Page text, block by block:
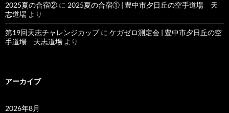
2025夏の合宿② に 2025夏の合宿① | 豊中市夕日丘の空手道場 天
志道場 より
第19回天志チャレンジカップに ケガゼロ測定会 | 豊中市夕日丘の空
手道場 天志道場 より
アーカイブ
2026年8月